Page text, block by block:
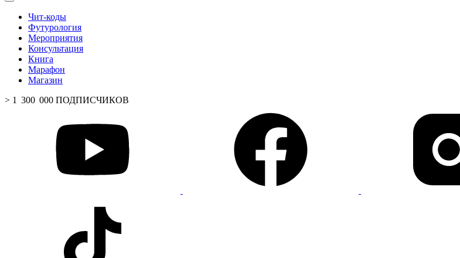
Чит-коды
Футурология
Мероприятия
Консультация
Книга
Марафон
Магазин
> 1 300 000 ПОДПИСЧИКОВ